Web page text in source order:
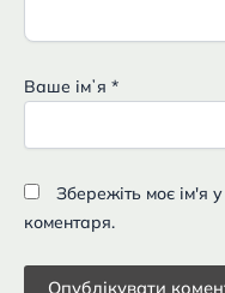
Ваше імʼя *
Збережіть моє ім'я
коментаря.